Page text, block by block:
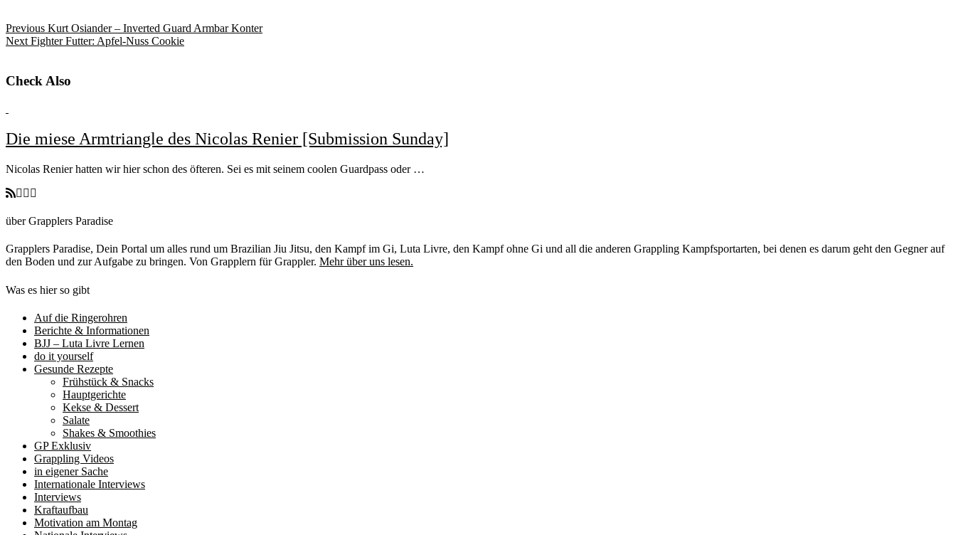
Previous Kurt Osiander – Inverted Guard Armbar Konter
Next Fighter Futter: Apfel-Nuss Cookie
Check Also
Die miese Armtriangle des Nicolas Renier [Submission Sunday]
Nicolas Renier hatten wir hier schon des öfteren. Sei es mit seinem coolen Guardpass oder …
über Grapplers Paradise
Grapplers Paradise, Dein Portal um alles rund um Brazilian Jiu Jitsu, den Kampf im Gi, Luta Livre, den Kampf ohne Gi und all die anderen Grappling Kampfsportarten, bei denen es darum geht den Gegner auf
den Boden und zur Aufgabe zu bringen. Von Grapplern für Grappler. Mehr über uns lesen.
Was es hier so gibt
Auf die Ringerohren
Berichte & Informationen
BJJ – Luta Livre Lernen
do it yourself
Gesunde Rezepte
Frühstück & Snacks
Hauptgerichte
Kekse & Dessert
Salate
Shakes & Smoothies
GP Exklusiv
Grappling Videos
in eigener Sache
Internationale Interviews
Interviews
Kraftaufbau
Motivation am Montag